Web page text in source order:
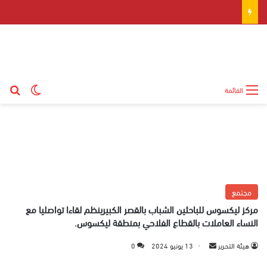
القائمة
مجتمع
مركز ليكسوس للباحثين الشباب بالقصر الكبيرينظم لقاءا تواصليا مع
النساء العاملات بالقطاع الفلاحي بمنطقة ليكسوس.
هيئة التحرير 13 يونيو 2024 0